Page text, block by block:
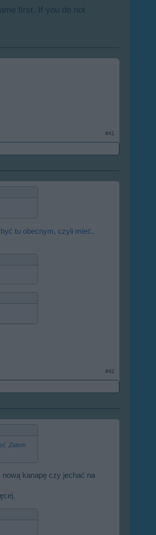
first. If you do not
#41
tu obecnym, czyli mieć.
#42
Zatem
kanapę czy jechać na